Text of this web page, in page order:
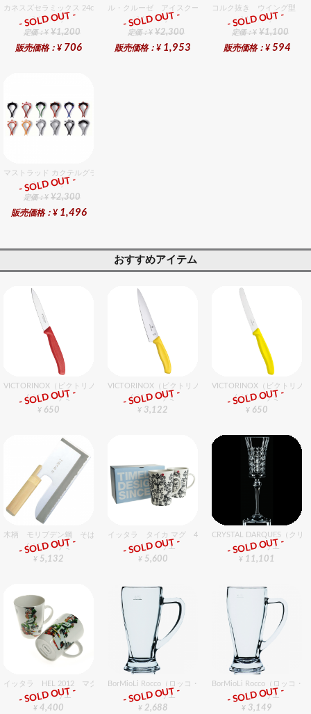
カネスズセラミックス 24cmミート
総合ﾗﾝｷﾝｸﾞ
定価：¥ ¥1,200
販売価格：¥ 706
- SOLD OUT -
ル・クルーゼ アイスクーラースリーブ チェリーレッド
総合ﾗﾝｷﾝｸﾞ
定価：¥ ¥2,300
販売価格：¥ 1,953
- SOLD OUT -
コルク抜き ウイング型 ク
総合ﾗﾝｷﾝｸﾞ
定価：¥ ¥1,100
販売価格：¥ 594
- SOLD OUT -
マストラッド カクテルグラスマーカー 12個入
総合ﾗﾝｷﾝｸﾞ
定価：¥ ¥2,300
販売価格：¥ 1,496
- SOLD OUT -
おすすめアイテム
VICTORINOX（ビクトリノックス） ペティーナイフ RD 10cm
包丁・ハサミ
¥ 650
- SOLD OUT -
VICTORINOX（ビクトリノックス） FCシェフナイフ
包丁・ハサミ
¥ 3,122
- SOLD OUT -
VICTORINOX（ビクトリ
包丁・ハサミ
¥ 650
- SOLD OUT -
木柄 モリブデン鋼 そば切庖丁 24cm
包丁・ハサミ
¥ 5,132
- SOLD OUT -
イッタラ タイカ マグ 400cc ブラック ペア
グラスバリエ
¥ 5,600
- SOLD OUT -
CRYSTAL DARQUES（ク
グラスバリエ
¥ 11,101
- SOLD OUT -
イッタラ HEL 2012 マグ 0.4L ペア
グラスバリエ
¥ 4,400
- SOLD OUT -
BorMioLi Rocco（ロッコ・ボリミオり） バビエラ ジョッ
グラスバリエ
¥ 2,688
- SOLD OUT -
BorMioLi Rocco（ロッコ・
グラスバリエ
¥ 3,149
- SOLD OUT -